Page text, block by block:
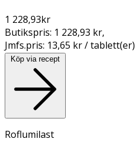
1 228,93kr
Butikspris: 1 228,93 kr,
Jmfs.pris: 13,65 kr / tablett(er)
Köp via recept
Roflumilast